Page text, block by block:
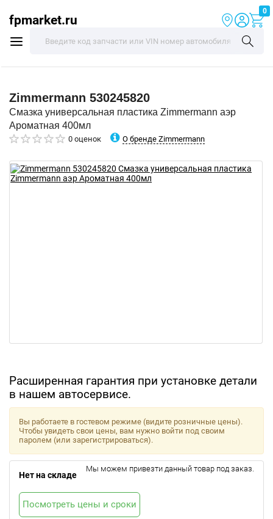
fpmarket.ru
0
Zimmermann 530245820
Смазка универсальная пластика Zimmermann аэр
Ароматная 400мл
0 оценок О бренде Zimmermann
Расширенная гарантия при установке детали
в нашем автосервисе.
Вы работаете в гостевом режиме (видите розничные цены).
Чтобы увидеть свои цены, вам нужно войти под своим
паролем (или зарегистрироваться).
Нет на складе
Мы можем привезти данный товар под заказ.
Посмотреть цены и сроки